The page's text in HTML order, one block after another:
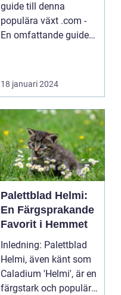
guide till denna
populära växt .com -
En omfattande guide
18 januari 2024
Palettblad Helmi:
En Färgsprakande
Favorit i Hemmet
Inledning: Palettblad
Helmi, även känt som
Caladium 'Helmi', är en
färgstark och populär